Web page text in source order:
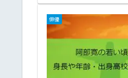
俳優